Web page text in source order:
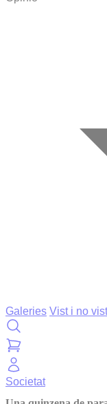
Galeries Vist i no vist
Societat